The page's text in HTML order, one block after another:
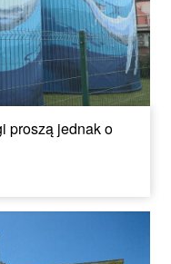
proszą jednak o